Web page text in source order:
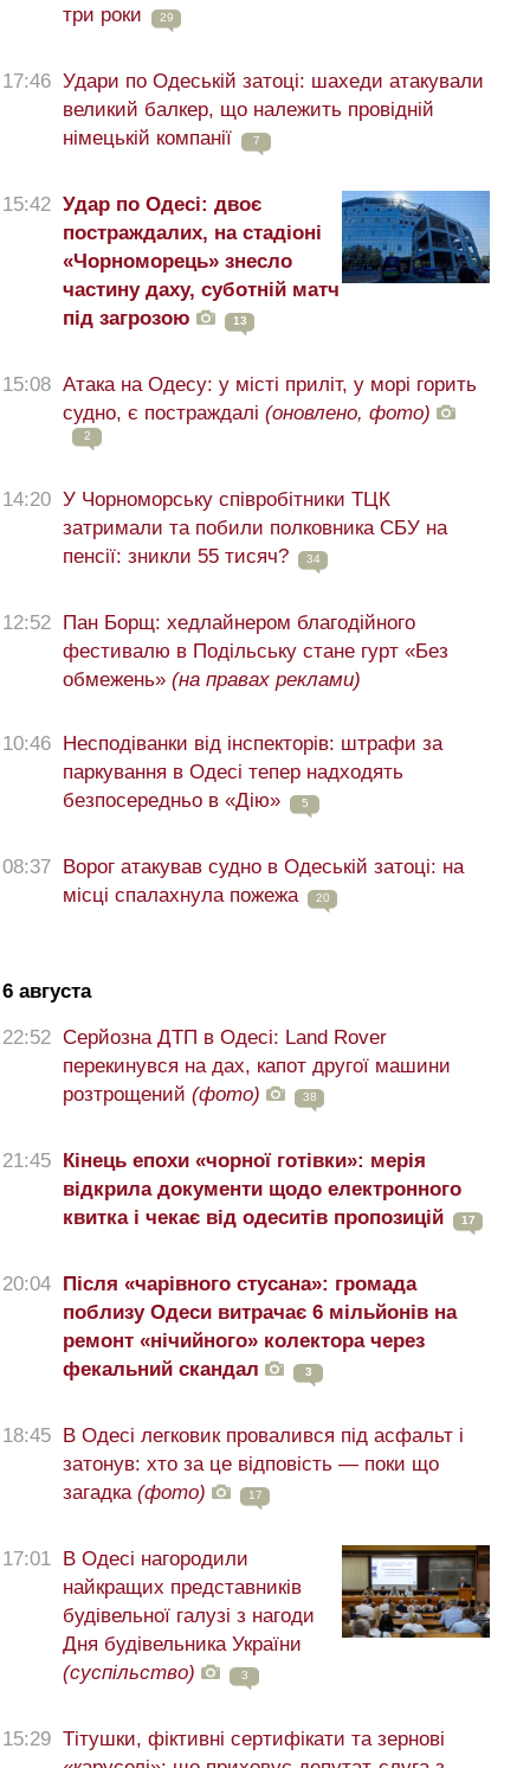
три роки
29
17:46 Удари по Одеській затоці: шахеди атакували
великий балкер, що належить провідній
німецькій компанії
7
15:42 Удар по Одесі: двоє
постраждалих, на стадіоні
«Чорноморець» знесло
частину даху, суботній матч
під загрозою
13
15:08 Атака на Одесу: у місті приліт, у морі горить
судно, є постраждалі (оновлено, фото)
2
14:20 У Чорноморську співробітники ТЦК
затримали та побили полковника СБУ на
пенсії: зникли 55 тисяч?
34
12:52
Пан Борщ: хедлайнером благодійного
фестивалю в Подільську стане гурт «Без
обмежень» (на правах реклами)
10:46
Несподіванки від інспекторів: штрафи за
паркування в Одесі тепер надходять
безпосередньо в «Дію»
5
08:37
Ворог атакував судно в Одеській затоці: на
місці спалахнула пожежа
20
6 августа
22:52 Серйозна ДТП в Одесі: Land Rover
перекинувся на дах, капот другої машини
розтрощений (фото) 38
21:45
Кінець епохи «чорної готівки»: мерія
відкрила документи щодо електронного
квитка і чекає від одеситів пропозицій
17
20:04
Після «чарівного стусана»: громада
поблизу Одеси витрачає 6 мільйонів на
ремонт «нічийного» колектора через
фекальний скандал
3
18:45
В Одесі легковик провалився під асфальт і
затонув: хто за це відповість — поки що
загадка (фото) 17
17:01
В Одесі нагородили
найкращих представників
будівельної галузі з нагоди
Дня будівельника України
(суспільство)
3
15:29 Тітушки, фіктивні сертифікати та зернові